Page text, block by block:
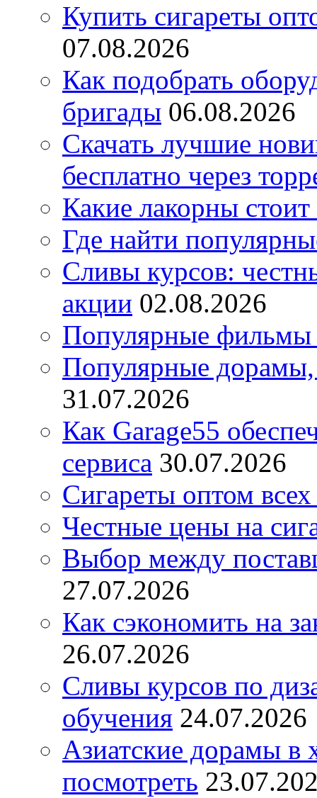
Купить сигареты
07.08.2026
Как подобрать
бригады 06.08.2026
Скачать лучшие
бесплатно через
Какие лакорны стоит
Где найти
Сливы курсов:
акции 02.08.2026
Популярные фильмы
Популярные дорамы,
31.07.2026
Как Garage55
сервиса 30.07.2026
Сигареты оптом
Честные цены на
Выбор между
27.07.2026
Как сэкономить на
26.07.2026
Сливы курсов по
обучения 24.07.2026
Азиатские дорамы в
посмотреть